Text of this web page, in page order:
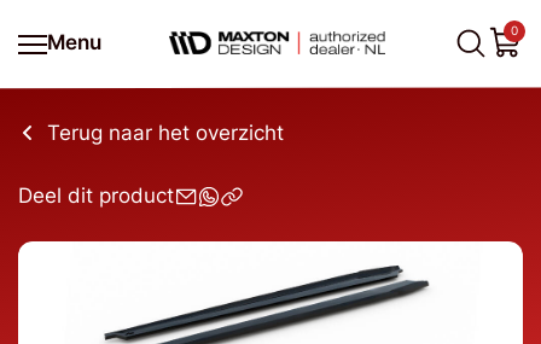
Menu
0
Terug naar het overzicht
Deel dit product